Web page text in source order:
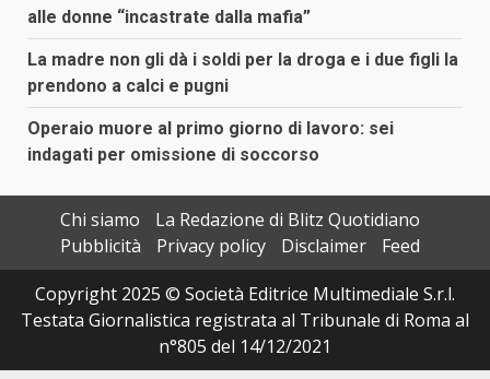
alle donne “incastrate dalla mafia”
La madre non gli dà i soldi per la droga e i due figli la
prendono a calci e pugni
Operaio muore al primo giorno di lavoro: sei
indagati per omissione di soccorso
Chi siamo
La Redazione di Blitz Quotidiano
Pubblicità
Privacy policy Disclaimer
Feed
Copyright 2025 © Società Editrice Multimediale S.r.l.
Testata Giornalistica registrata al Tribunale di Roma al
n°805 del 14/12/2021